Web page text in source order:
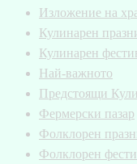
Изложение на
Кулинарен
Кулинарен
Най-важното
Предстоящи
Фермерски пазар
Фолклорен
Фолклорен